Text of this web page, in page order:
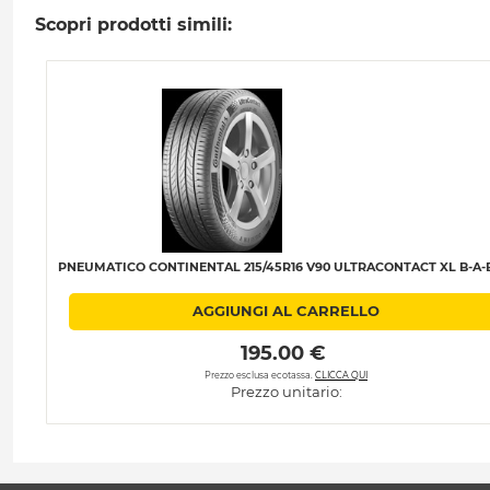
Scopri prodotti simili:
PNEUMATICO CONTINENTAL 215/45R16 V90 ULTRACONTACT XL B-A-
AGGIUNGI AL CARRELLO
195.00 €
Prezzo esclusa ecotassa. CLICCA QUI
Prezzo unitario: